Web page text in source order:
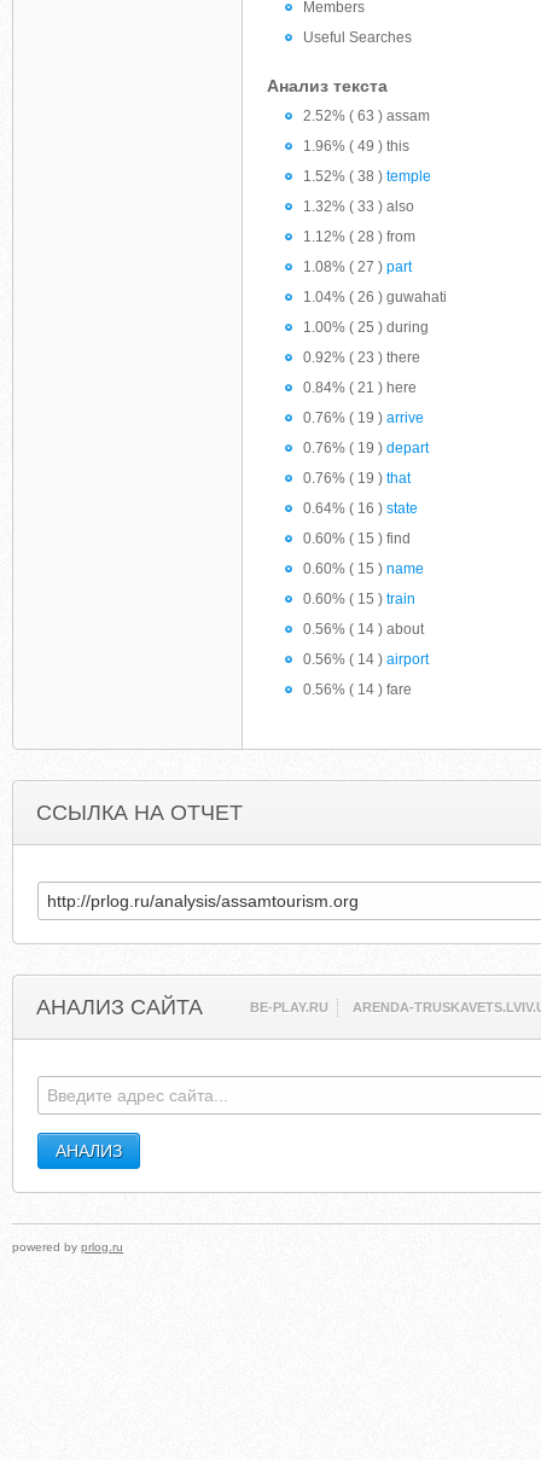
Members
Useful Searches
Анализ текста
2.52% ( 63 ) assam
1.96% ( 49 ) this
1.52% ( 38 ) temple
1.32% ( 33 ) also
1.12% ( 28 ) from
1.08% ( 27 ) part
1.04% ( 26 ) guwahati
1.00% ( 25 ) during
0.92% ( 23 ) there
0.84% ( 21 ) here
0.76% ( 19 ) arrive
0.76% ( 19 ) depart
0.76% ( 19 ) that
0.64% ( 16 ) state
0.60% ( 15 ) find
0.60% ( 15 ) name
0.60% ( 15 ) train
0.56% ( 14 ) about
0.56% ( 14 ) airport
0.56% ( 14 ) fare
ССЫЛКА НА ОТЧЕТ
АНАЛИЗ САЙТА BE-PLAY.RU ARENDA-
powered by prlog.ru